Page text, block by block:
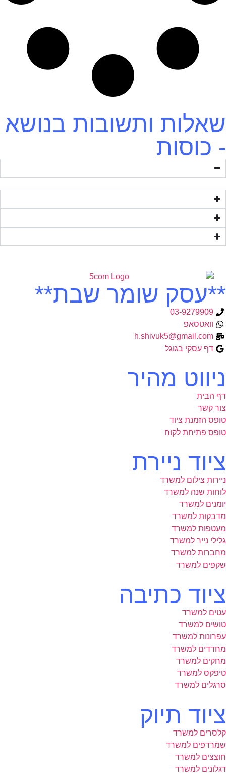
שאלות ותשובות בנושא
- כוסות
**עסק שומר שבת**
03-9279909
וואטסאפ
h.shivuk5@gmail.com
דף עסקי בגוגל
ניווט מהיר
דף הבית
צור קשר
טופס הזמנת ציוד
טופס פתיחת לקוח
ציוד ניירת
ניירות צילום למשרד
לוחות שנה למשרד
יומנים למשרד
מדבקות למשרד
מעטפות למשרד
גלילי נייר למשרד
מחברות למשרד
שקפים למשרד
ציוד כתיבה
עטים למשרד
טושים למשרד
עפרונות למשרד
מחדדים למשרד
מחקים למשרד
טיפקס למשרד
סרגלים למשרד
ציוד תיוק
קלסרים למשרד
שמרדפים למשרד
חוצצים למשרד
דגלונים למשרד